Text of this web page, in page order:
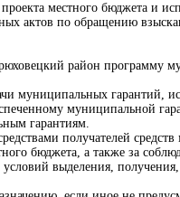
местного бюджета и
актов по обращению
район программу
муниципальных гарантий,
муниципальной
гарантиям.
получателей средств
бюджета, а также за
выделения, получения,